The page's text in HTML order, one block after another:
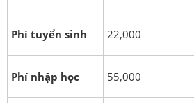
Phí tuyển sinh 22,000
Phí nhập học 55,000